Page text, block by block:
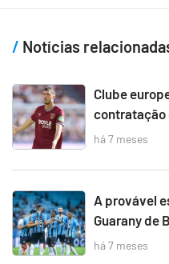
Notícias
Clube
contratação
há 7 meses
A provável
Guarany de
há 7 meses